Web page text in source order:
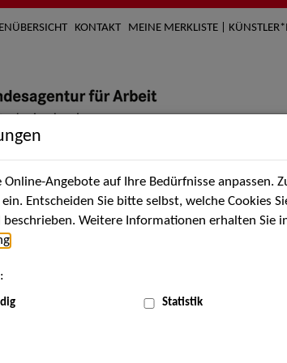
KONTAKT MEINE MERKLISTE |
Künstler*innen Über uns
Angebote auf Ihre Bedürfnisse anpassen.
Entscheiden Sie bitte selbst, welche Cookies
Weitere Informationen erhalten Sie
Statistik